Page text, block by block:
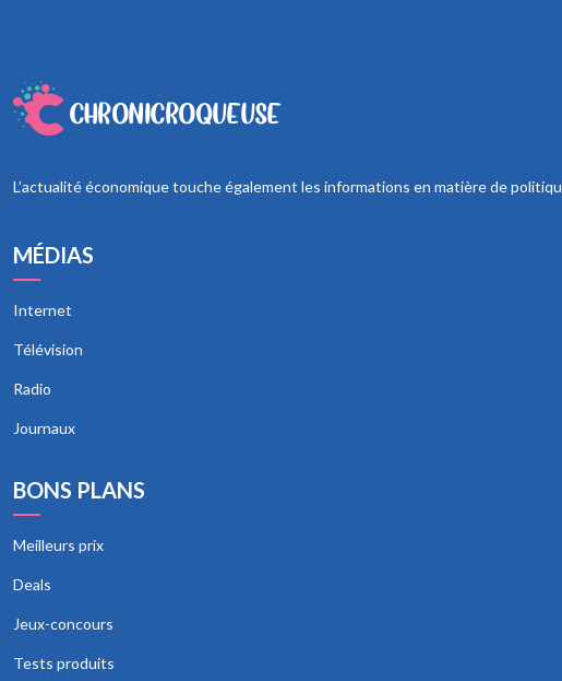
L’actualité économique touche également les informations en matière de
MÉDIAS
Internet
Télévision
Radio
Journaux
BONS PLANS
Meilleurs prix
Deals
Jeux-concours
Tests produits